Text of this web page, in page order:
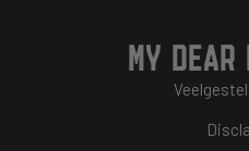
MY DEAR